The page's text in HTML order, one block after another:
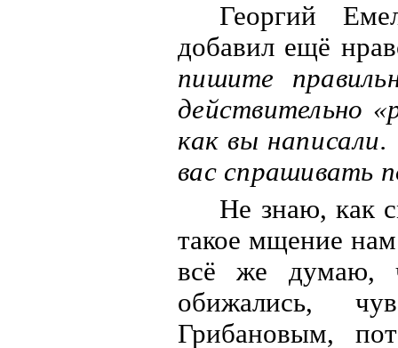
Георгий
добавил ещё
пишите
действительно
как вы
вас спрашивать
Не знаю, как
такое мщение
всё же думаю,
обижались,
Грибановым,